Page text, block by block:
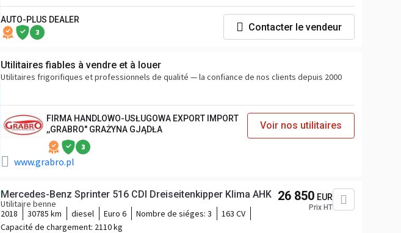
AUTO-PLUS DEALER
3 Contacter le vendeur
Utilitaires fiables à vendre et à louer
Utilitaires frigorifiques et professionnels de qualité — la confiance de nos clients depuis 2000
FIRMA HANDLOWO-USŁUGOWA EXPORT IMPORT
,,GRABRO" GRAŻYNA GJĄDŁA
3
www.grabro.pl
Voir nos utilitaires
Mercedes-Benz Sprinter 516 CDI Dreiseitenkipper Klima AHK
Utilitaire benne
2018
30785 km diesel Euro 6 Nombre de siéges: 3
163 CV
Capacité de chargement: 2110 kg
26 850 EUR
Prix HT